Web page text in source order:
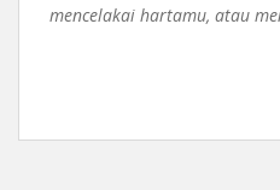
mencelakai hartamu, atau